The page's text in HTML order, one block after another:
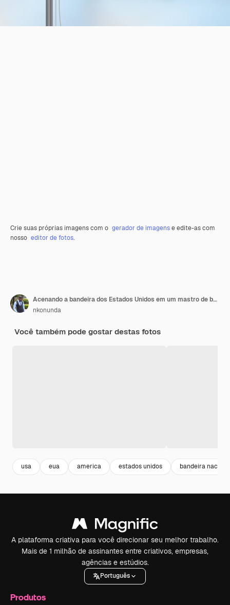
Crie suas próprias imagens com o gerador de imagense edite-as com
nosso editor de fotos.
Acenando a bandeira dos Estados Unidos em um mastro de bandeira
nkonunda
Você também pode gostar destas fotos
usa eua america estados unidos bandeira
A plataforma criativa para você direcionar seu melhor trabalho.
Mais de 1 milhão de assinantes entre criativos, empresas,
agências e estúdios.
Português
Produtos